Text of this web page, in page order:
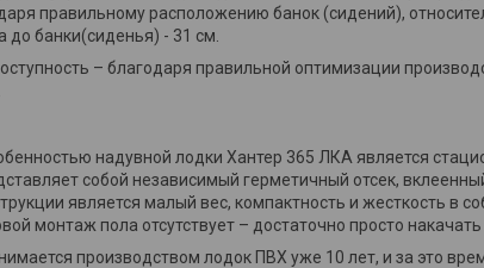
правильному расположению банок (сидений),
до банки(сиденья) - 31 см.
– благодаря правильной оптимизации
надувной лодки Хантер 365 ЛКА является
собой независимый герметичный отсек,
является малый вес, компактность и жесткость в
монтаж пола отсутствует – достаточно просто
производством лодок ПВХ уже 10 лет, и за это